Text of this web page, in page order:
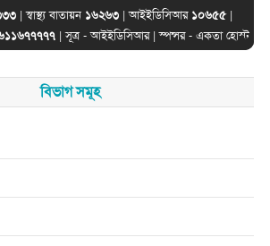
| স্বাস্থ্য বাতায়ন ১৬২৬৩ | আইইডিসিআর ১০৬৫৫|
| সূত্র -আইইডিসিআর| স্পন্সর - একতা হোস্ট
বিভাগ সমূহ